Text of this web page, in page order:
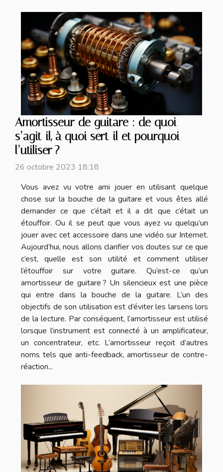
Amortisseur de guitare : de quoi
s’agit-il, à quoi sert-il et pourquoi
l’utiliser ?
26 octobre 2023 18:18
Vous avez vu votre ami jouer en utilisant quelque
chose sur la bouche de la guitare et vous êtes allé
demander ce que c’était et il a dit que c’était un
étouffoir. Ou il se peut que vous ayez vu quelqu’un
jouer avec cet accessoire dans une vidéo sur Internet.
Aujourd’hui, nous allons clarifier vos doutes sur ce que
c’est, quelle est son utilité et comment utiliser
l’étouffoir sur votre guitare. Qu’est-ce qu’un
amortisseur de guitare ? Un silencieux est une pièce
qui entre dans la bouche de la guitare. L’un des
objectifs de son utilisation est d’éviter les larsens lors
de la lecture. Par conséquent, l’amortisseur est utilisé
lorsque l’instrument est connecté à un amplificateur,
un concentrateur, etc. L’amortisseur reçoit d’autres
noms tels que anti-feedback, amortisseur de contre-
réaction...